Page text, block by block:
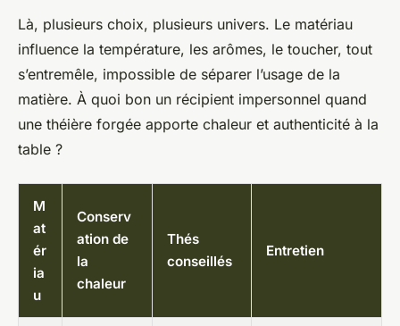
Là, plusieurs choix, plusieurs univers. Le matériau
influence la température, les arômes, le toucher, tout
s’entremêle, impossible de séparer l’usage de la
matière. À quoi bon un récipient impersonnel quand
une théière forgée apporte chaleur et authenticité à la
table ?
M
at
ér
ia
u
Conserv
ation de
la
chaleur
Thés
conseillés
Entretien